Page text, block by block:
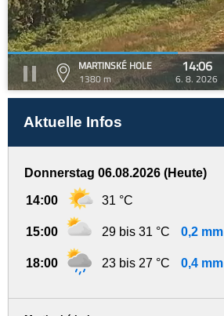
MARTINSKÉ HOLE
1380 m
14:06
6. 8. 2026
Aktuelle Infos
Donnerstag 06.08.2026 (Heute)
14:00 31 °C
15:00 29 bis 31 °C 0,2 mm
18:00 23 bis 27 °C 0,4 mm